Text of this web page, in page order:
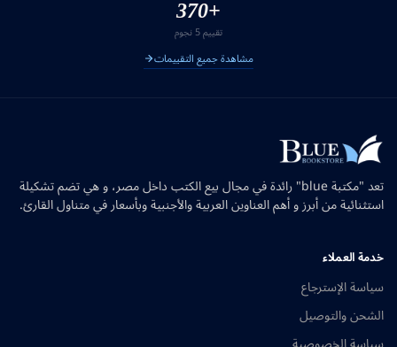
+370
تقييم 5 نجوم
مشاهدة جميع التقييمات
تعد "مكتبة blue" رائدة في مجال بيع الكتب داخل مصر، و هي تضم تشكيلة
استثنائية من أبرز و أهم العناوين العربية والأجنبية وبأسعار في متناول القارئ.
خدمة العملاء
سياسة الإسترجاع
الشحن والتوصيل